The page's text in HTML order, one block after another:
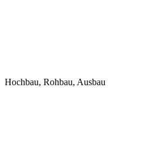
Hochbau, Rohbau, Ausbau